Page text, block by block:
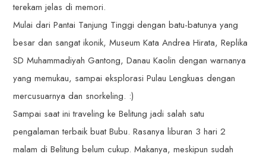
terekam jelas di memori.
Mulai dari Pantai Tanjung Tinggi dengan batu-batunya yang
besar dan sangat ikonik, Museum Kata Andrea Hirata, Replika
SD Muhammadiyah Gantong, Danau Kaolin dengan warnanya
yang memukau, sampai eksplorasi Pulau Lengkuas dengan
mercusuarnya dan snorkeling. :)
Sampai saat ini traveling ke Belitung jadi salah satu
pengalaman terbaik buat Bubu. Rasanya liburan 3 hari 2
malam di Belitung belum cukup. Makanya, meskipun sudah